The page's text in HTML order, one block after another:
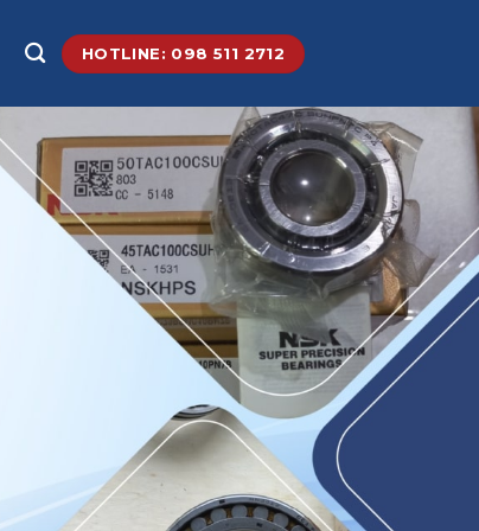
HOTLINE: 098 511 2712